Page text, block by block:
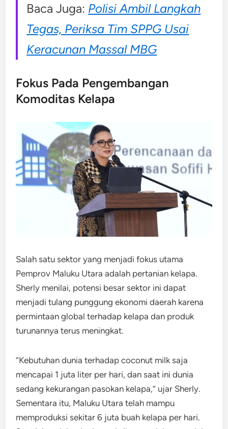
Baca Juga: Polisi Ambil Langkah
Tegas, Periksa Tim SPPG Usai
Keracunan Massal MBG
Fokus Pada Pengembangan
Komoditas Kelapa
Salah satu sektor yang menjadi fokus utama
Pemprov Maluku Utara adalah pertanian kelapa.
Sherly menilai, potensi besar sektor ini dapat
menjadi tulang punggung ekonomi daerah karena
permintaan global terhadap kelapa dan produk
turunannya terus meningkat.
“Kebutuhan dunia terhadap coconut milk saja
mencapai 1 juta liter per hari, dan saat ini dunia
sedang kekurangan pasokan kelapa,” ujar Sherly.
Sementara itu, Maluku Utara telah mampu
memproduksi sekitar 6 juta buah kelapa per hari.